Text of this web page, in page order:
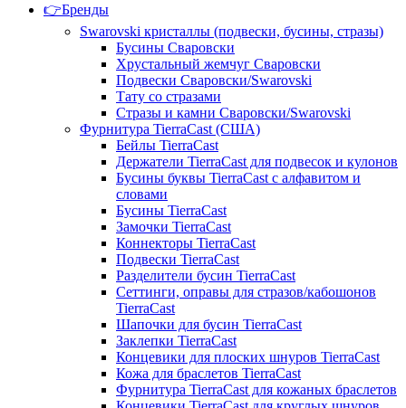
👉Бренды
Swarovski кристаллы (подвески, бусины, стразы)
Бусины Сваровски
Хрустальный жемчуг Сваровски
Подвески Сваровски/Swarovski
Тату со стразами
Стразы и камни Сваровски/Swarovski
Фурнитура TierraCast (США)
Бейлы TierraCast
Держатели TierraCast для подвесок и кулонов
Бусины буквы TierraCast с алфавитом и
словами
Бусины TierraCast
Замочки TierraCast
Коннекторы TierraCast
Подвески TierraCast
Разделители бусин TierraCast
Сеттинги, оправы для стразов/кабошонов
TierraCast
Шапочки для бусин TierraCast
Заклепки TierraCast
Концевики для плоских шнуров TierraCast
Кожа для браслетов TierraCast
Фурнитура TierraCast для кожаных браслетов